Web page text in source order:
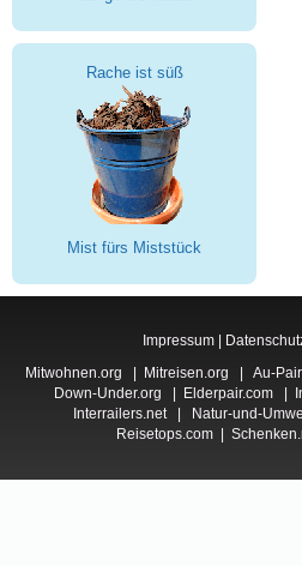
Rache ist süß
Mist fürs Miststück
Impressum
Mitwohnen.org | Mitreisen.org | Au-
Down-Under.org | Elderpair.com|
Interrailers.net | Natur-und-
Reisetops.com |